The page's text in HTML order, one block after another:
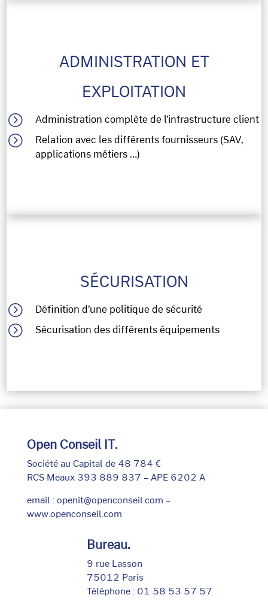
ADMINISTRATION ET
EXPLOITATION
= Administration complète de l’infrastructure client
=
Relation avec les différents fournisseurs (SAV,
applications métiers …)
SÉCURISATION
= Définition d’une politique de sécurité
= Sécurisation des différents équipements
Open Conseil IT.
Société au Capital de 48 784 €
RCS Meaux 393 889 837 – APE 6202 A
email : openit@openconseil.com –
www.openconseil.com
Bureau.
9 rue Lasson
75012 Paris
Téléphone : 01 58 53 57 57